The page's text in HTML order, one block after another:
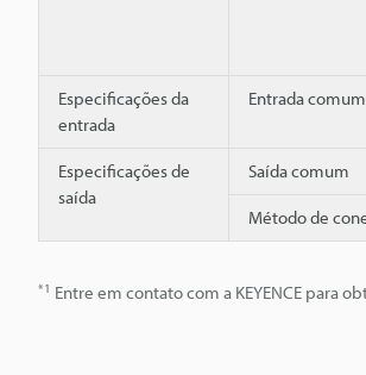
Especificações da
entrada
Entrada comum
Especificações de
saída
Saída comum
Método de
*1 Entre em contato com a KEYENCE para